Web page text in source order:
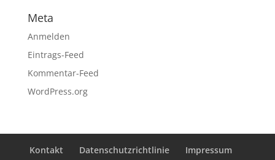
Meta
Anmelden
Eintrags-Feed
Kommentar-Feed
WordPress.org
Kontakt Datenschutzrichtlinie Impressum